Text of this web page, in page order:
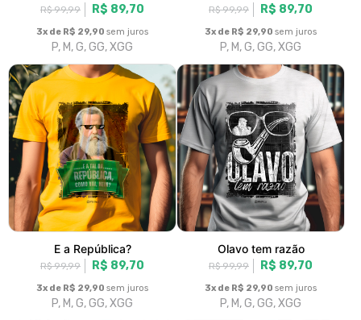
R$ 99,99 R$ 89,70
3x de R$ 29,90 sem juros
P, M, G, GG, XGG
R$ 99,99 R$ 89,70
3x de R$ 29,90 sem juros
P, M, G, GG, XGG
E a República?
R$ 99,99 R$ 89,70
3x de R$ 29,90 sem juros
P, M, G, GG, XGG
Olavo tem razão
R$ 99,99 R$ 89,70
3x de R$ 29,90 sem juros
P, M, G, GG, XGG